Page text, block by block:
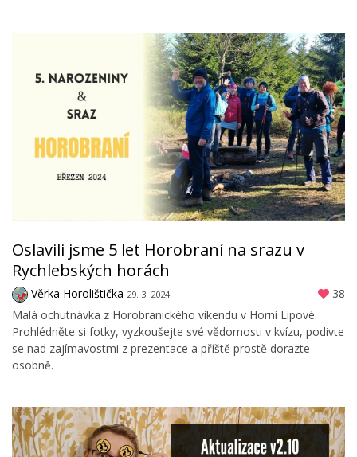
Oslavili jsme 5 let Horobraní na srazu v
Rychlebských horách
Věrka Horolištička 29. 3. 2024
38
Malá ochutnávka z Horobranického víkendu v Horní Lipové.
Prohlédněte si fotky, vyzkoušejte své vědomosti v kvízu, podivte
se nad zajímavostmi z prezentace a příště prostě dorazte
osobně.